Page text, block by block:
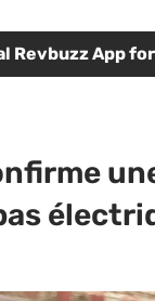
Revbuzz App